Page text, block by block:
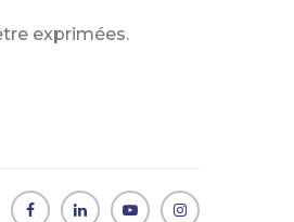
exprimées.